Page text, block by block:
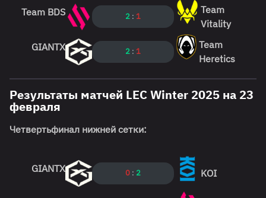
Team BDS 2 : 1
Team
Vitality
GIANTX
2 : 1
Team
Heretics
Результаты матчей LEC Winter 2025 на 23
февраля
Четвертьфинал нижней сетки:
GIANTX 0 : 2 KOI